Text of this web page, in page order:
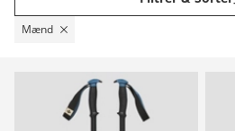
Mænd